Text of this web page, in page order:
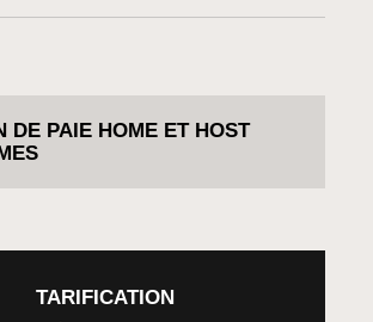
TARIFICATION
DE PAIE HOME ET HOST